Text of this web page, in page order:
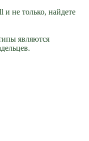
не только, найдете
являются